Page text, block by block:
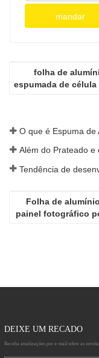
mandar
folha de
espumada de célula
O que é Espuma de
Folha de
painel fotográfico
DEIXE UM RECADO
Receba atualizações por e-mail sobre as